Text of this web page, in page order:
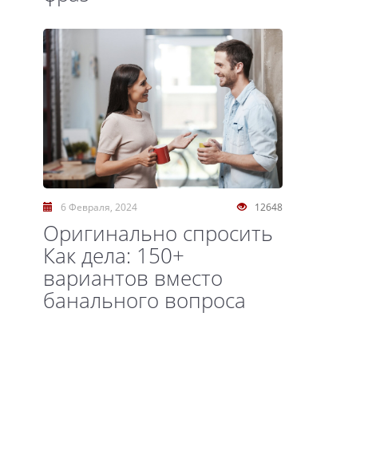
12648
6 Февраля, 2024
Оригинально спросить
Как дела: 150+
вариантов вместо
банального вопроса